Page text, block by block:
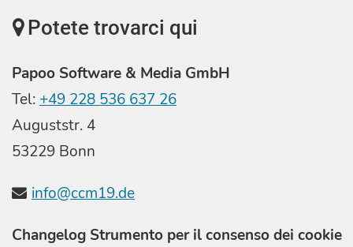
Potete trovarci qui
Papoo Software & Media GmbH
Tel: +49 228 536 637 26
Auguststr. 4
53229 Bonn
info@ccm19.de
Changelog Strumento per il consenso dei cookie